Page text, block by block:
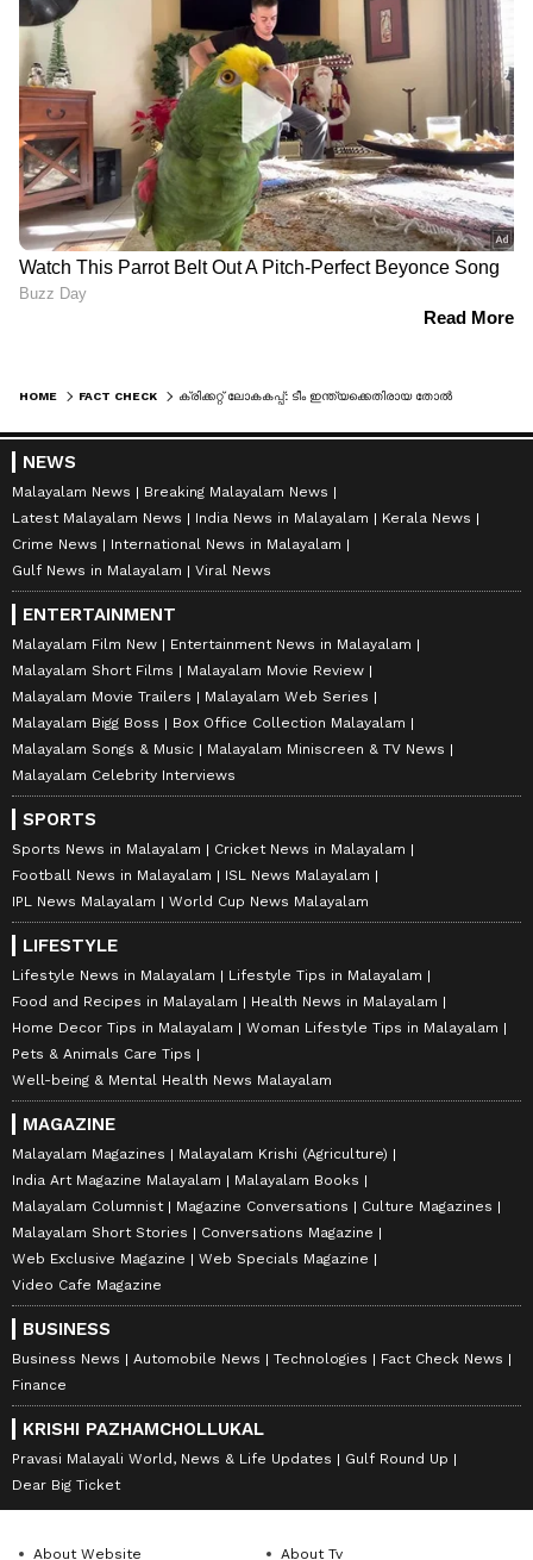
HOME FACT CHECK ക്രിക്കറ്റ് ലോകകപ്പ്: ടീം ഇന്ത്യക്കെതിരായ തോല്‍വിയില്‍ ടിവി തല്ലിപ്പൊളിച്ച് പാക് ആരാധകന്‍? FACT CHECK
NEWS
Malayalam News
Breaking Malayalam News
Latest Malayalam News
India News in Malayalam
Kerala News
Crime News
International News in Malayalam
Gulf News in Malayalam
Viral News
ENTERTAINMENT
Malayalam Film New
Entertainment News in Malayalam
Malayalam Short Films
Malayalam Movie Review
Malayalam Movie Trailers
Malayalam Web Series
Malayalam Bigg Boss
Box Office Collection Malayalam
Malayalam Songs & Music
Malayalam Miniscreen & TV News
Malayalam Celebrity Interviews
SPORTS
Sports News in Malayalam
Cricket News in Malayalam
Football News in Malayalam
ISL News Malayalam
IPL News Malayalam
World Cup News Malayalam
LIFESTYLE
Lifestyle News in Malayalam
Lifestyle Tips in Malayalam
Food and Recipes in Malayalam
Health News in Malayalam
Home Decor Tips in Malayalam
Woman Lifestyle Tips in Malayalam
Pets & Animals Care Tips
Well-being & Mental Health News Malayalam
MAGAZINE
Malayalam Magazines
Malayalam Krishi (Agriculture)
India Art Magazine Malayalam
Malayalam Books
Malayalam Columnist
Magazine Conversations
Culture Magazines
Malayalam Short Stories
Conversations Magazine
Web Exclusive Magazine
Web Specials Magazine
Video Cafe Magazine
BUSINESS
Business News Automobile News Technologies
Fact Check News
Finance
KRISHI PAZHAMCHOLLUKAL
Pravasi Malayali World, News & Life Updates
Gulf Round Up
Dear Big Ticket
About Website About Tv